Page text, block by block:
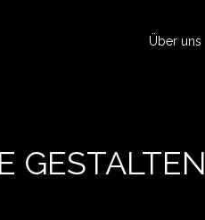
Über uns
GESTALTEN